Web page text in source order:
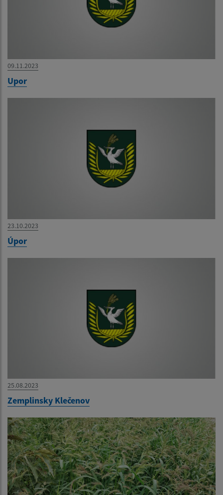
09.11.2023
Upor
23.10.2023
Úpor
25.08.2023
Zemplinsky Klečenov